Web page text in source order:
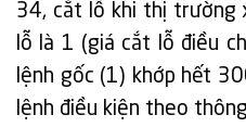
34, cắt lỗ khi thị trường
lỗ là 1 (giá cắt lỗ điều
lệnh gốc (1) khớp hết
lệnh điều kiện theo